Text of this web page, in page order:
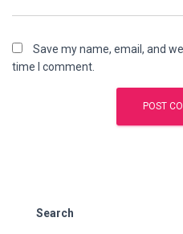
Save my name, email, and
time I comment.
Search